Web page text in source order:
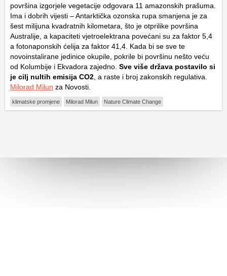
površina izgorjele vegetacije odgovara 11 amazonskih prašuma.
Ima i dobrih vijesti – Antarktička ozonska rupa smanjena je za
šest milijuna kvadratnih kilometara, što je otprilike površina
Australije, a kapaciteti vjetroelektrana povećani su za faktor 5,4
a fotonaponskih ćelija za faktor 41,4. Kada bi se sve te
novoinstalirane jedinice okupile, pokrile bi površinu nešto veću
od Kolumbije i Ekvadora zajedno. Sve više država postavilo si
je cilj nultih emisija CO2 , a raste i broj zakonskih regulativa.
Milorad Milun za Novosti.
klimatske promjene Milorad Milun Nature Climate Change